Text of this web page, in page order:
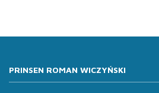
PRINSEN ROMAN WICZYŃSKI